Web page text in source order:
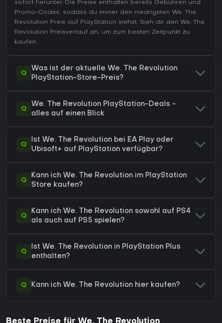
sofort herunter. Die Preise enthalten bereits Gebühren und
Promo-Codes, sodass du immer den niedrigsten We. The
Revolution Preis auf PlayStation siehst. Sieh dir den We. The
Revolution Preisverlauf an, um zum besten Zeitpunkt zu
kaufen.
Q
Was ist der aktuelle We. The Revolution
PlayStation-Store-Preis?
Q
We. The Revolution PlayStation-Deals -
alles auf einen Blick
Q
Ist We. The Revolution bei EA Play oder
Ubisoft+ auf PlayStation verfügbar?
Q
Kann ich We. The Revolution im PlayStation
Store kaufen?
Q
Kann ich We. The Revolution sowohl auf PS4
als auch auf PS5 spielen?
Q
Ist We. The Revolution in PlayStation Plus
enthalten?
Q Kann ich We. The Revolution hier kaufen?